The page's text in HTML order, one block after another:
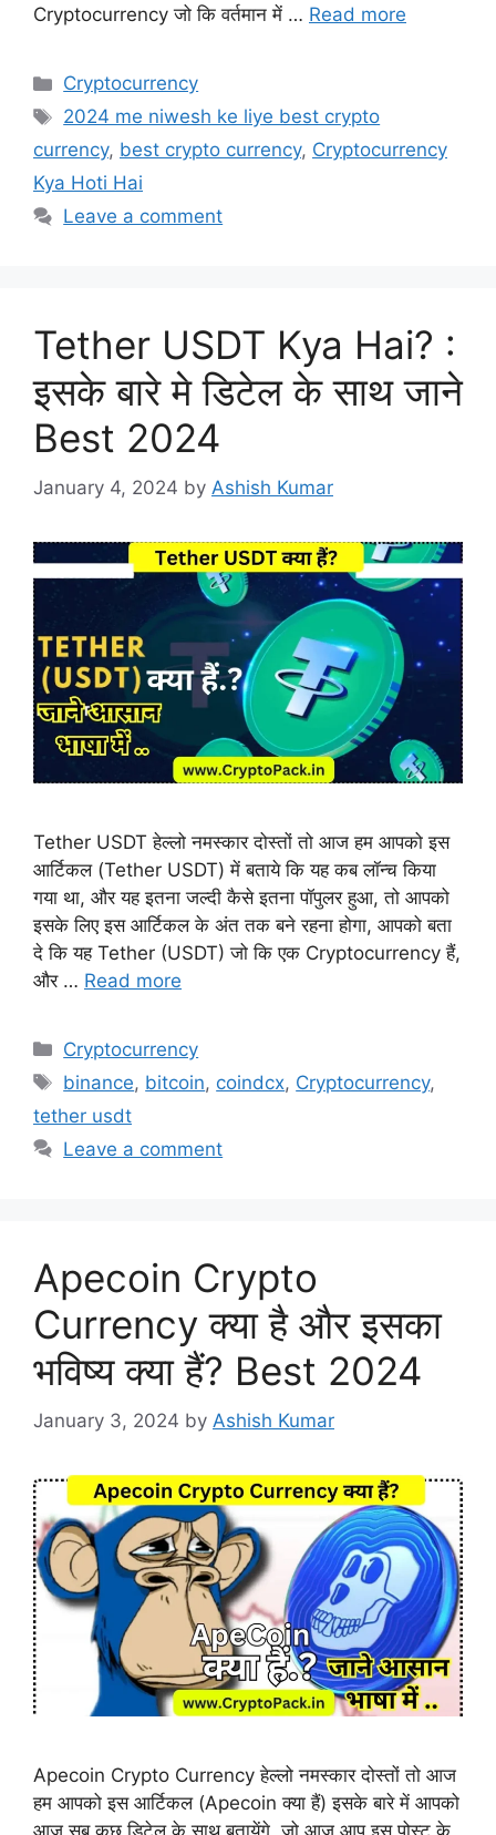
Cryptocurrency जो कि वर्तमान में … Read more
Categories
Cryptocurrency
Tags
2024 me niwesh ke liye best crypto
currency, best crypto currency, Cryptocurrency
Kya Hoti Hai
Leave a comment
Tether USDT Kya Hai? :
इसके बारे मे डिटेल के साथ जाने
Best 2024
January 4, 2024 by Ashish Kumar
Tether USDT हेल्लो नमस्कार दोस्तों तो आज हम आपको इस
आर्टिकल (Tether USDT) में बताये कि यह कब लॉन्च किया
गया था, और यह इतना जल्दी कैसे इतना पॉपुलर हुआ, तो आपको
इसके लिए इस आर्टिकल के अंत तक बने रहना होगा, आपको बता
दे कि यह Tether (USDT) जो कि एक Cryptocurrency हैं,
और … Read more
Categories
Cryptocurrency
Tags
binance, bitcoin, coindcx, Cryptocurrency,
tether usdt
Leave a comment
Apecoin Crypto
Currency क्या है और इसका
भविष्य क्या हैं? Best 2024
January 3, 2024 by Ashish Kumar
Apecoin Crypto Currency हेल्लो नमस्कार दोस्तों तो आज
हम आपको इस आर्टिकल (Apecoin क्या हैं) इसके बारे में आपको
आज सब कुछ डिटेल के साथ बतायेंगे, जो आज आप इस पोस्ट के